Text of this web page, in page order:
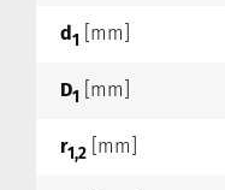
d1 [mm]
D1 [mm]
r1,2 [mm]